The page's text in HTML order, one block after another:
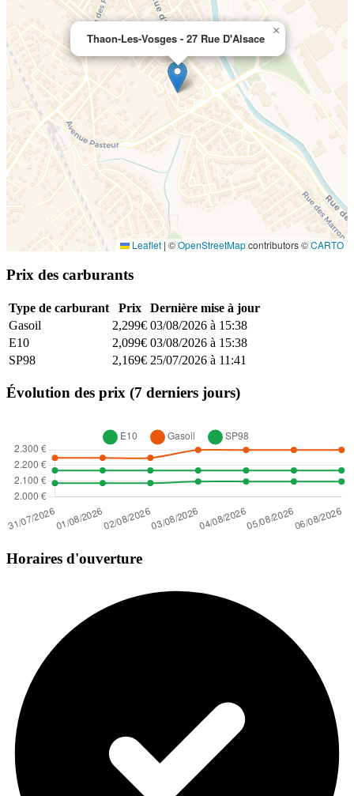
Thaon-Les-Vosges - 27 Rue D'Alsace
×
Leaflet | ©OpenStreetMapcontributors ©CARTO
Prix des carburants
Type de carburant Prix
Dernière mise à jour
Gasoil
2,299€ 03/08/2026 à 15:38
E10
2,099€ 03/08/2026 à 15:38
SP98
2,169€ 25/07/2026 à 11:41
Évolution des prix (7 derniers jours)
Horaires d'ouverture